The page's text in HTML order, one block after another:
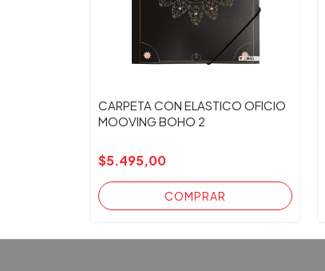
CARPETA CON ELASTICO OFICIO
MOOVING BOHO 2
$5.495,00